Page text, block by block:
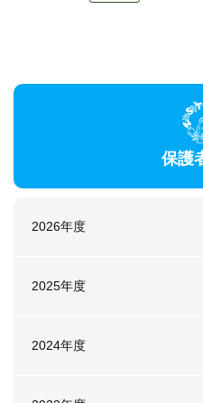
保護
2026年度
2025年度
2024年度